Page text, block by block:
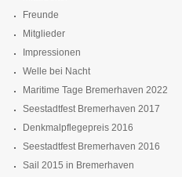
Freunde
Mitglieder
Impressionen
Welle bei Nacht
Maritime Tage Bremerhaven 2022
Seestadtfest Bremerhaven 2017
Denkmalpflegepreis 2016
Seestadtfest Bremerhaven 2016
Sail 2015 in Bremerhaven